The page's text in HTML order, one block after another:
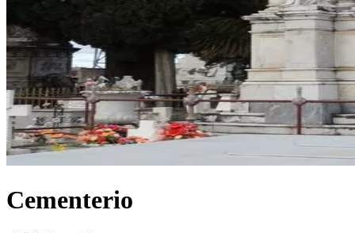
Cementerio